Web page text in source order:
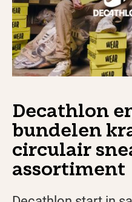
Decathlon
bundelen
circulair
assortiment